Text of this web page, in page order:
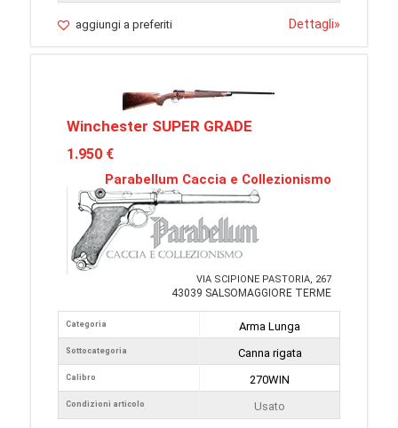
aggiungi a preferiti Dettagli»
Winchester SUPER GRADE
1.950 €
Parabellum Caccia e Collezionismo
VIA SCIPIONE PASTORIA, 267
43039 SALSOMAGGIORE TERME
Categoria
Sottocategoria
Calibro
Condizioni articolo
Arma Lunga
Canna rigata
270WIN
Usato